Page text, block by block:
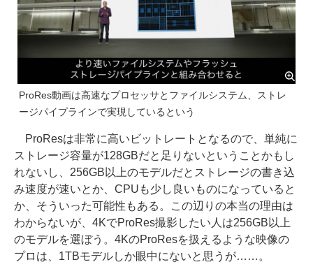
ProRes動画は高速なプロセッサとファイルシステム、ストレ
ージパイプラインで実現しているという
ProResは非常に高いビットレートとなるので、単純に
ストレージ容量が128GBだと足りないということかもし
れないし、256GB以上のモデルだとストレージの書き込
み速度が速いとか、CPUも少し良いものになっていると
か、そういった可能性もある。この辺りの本当の理由は
わからないが、4KでProRes撮影したい人は256GB以上
のモデルを選ぼう。4KのProResを扱えるような映像の
プロは、1TBモデルしか眼中にないと思うが……。